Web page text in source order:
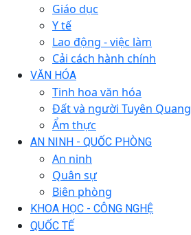
Giáo dục
Y tế
Lao động - việc làm
Cải cách hành chính
VĂN HÓA
Tinh hoa văn hóa
Đất và người Tuyên Quang
Ẩm thực
AN NINH - QUỐC PHÒNG
An ninh
Quân sự
Biên phòng
KHOA HỌC - CÔNG NGHỆ
QUỐC TẾ